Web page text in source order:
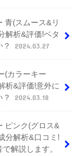
青(スムース&リ
解析&評価!ベタ
2024.03.27
(カラーキー
析&評価!意外に
2024.03.18
ピンク(グロス&
分解析&口コミ!
解説します。